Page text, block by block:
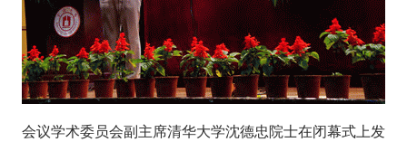
会议学术委员会副主席清华大学沈德忠院士在闭幕式上发